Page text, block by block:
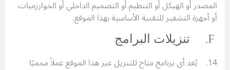
المصدر أو الهيكل أو التنظيم أو التصميم الداخلي أو الخوارزميات
أو أجهزة التشفير للتقنية الأساسية بهذا الموقع.
14. يُعد أي برنامج متاح للتنزيل عبر هذا الموقع عملاً محميًا